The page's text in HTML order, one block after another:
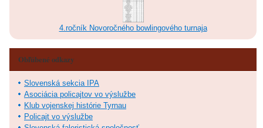
4.ročník Novoročného bowlingového turnaja
Obľúbené odkazy
Slovenská sekcia IPA
Asociácia policajtov vo výslužbe
Klub vojenskej histórie Tyrnau
Policajt vo výslužbe